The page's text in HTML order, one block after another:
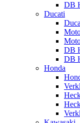
DB
Ducati
DB
DB
Honda